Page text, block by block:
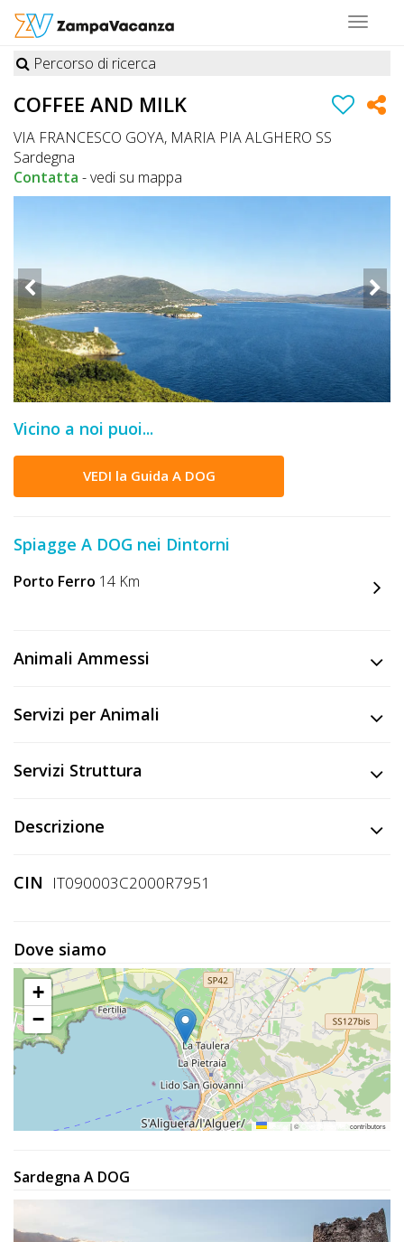
Toggle
STRUTTURE
A
DOG
A
DOG
OFFERTE
A
DOG
INFO
DOG
CODICE
Tutorial
con
Attività
Accedi
Percorso di ricerca
COFFEE AND MILK
VIA FRANCESCO GOYA, MARIA PIA ALGHERO SS
Sardegna
Contatta -vedi su mappa
Vicino a noi puoi...
VEDI la Guida A DOG
Spiagge A DOG nei Dintorni
Porto Ferro 14 Km
Animali Ammessi
Servizi per Animali
Servizi Struttura
Descrizione
CIN IT090003C2000R7951
Dove siamo
+
−
|© contributors
Sardegna A DOG